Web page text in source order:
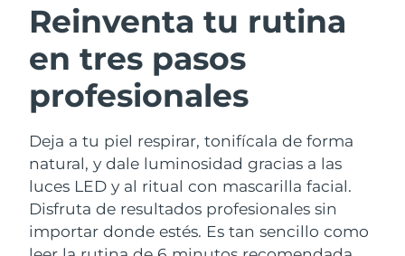
Reinventa tu rutina
en tres pasos
profesionales
Deja a tu piel respirar, tonifícala de forma
natural, y dale luminosidad gracias a las
luces LED y al ritual con mascarilla facial.
Disfruta de resultados profesionales sin
importar donde estés. Es tan sencillo como
FOREO APP
ACERCA DE
Kuwait
Líbano Entrega prevista8/11/26
Lituania Entrega prevista8/10/26